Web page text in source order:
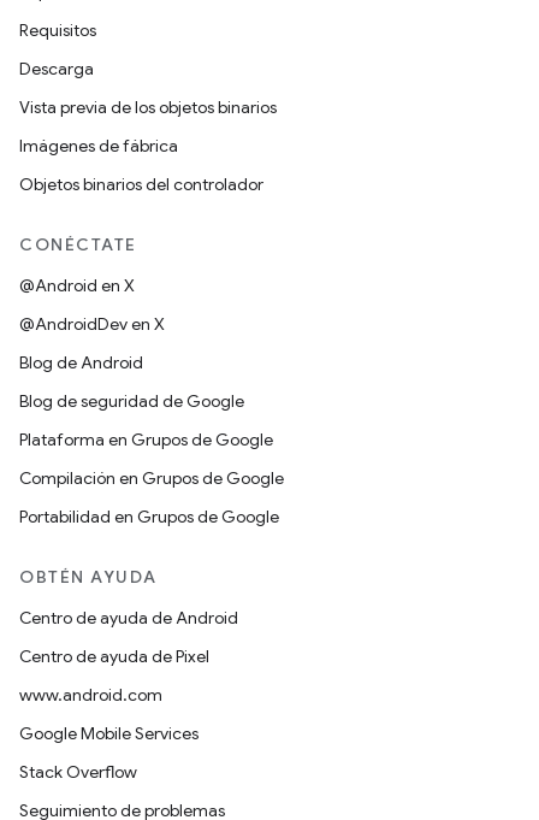
Requisitos
Descarga
Vista previa de los objetos binarios
Imágenes de fábrica
Objetos binarios del controlador
CONÉCTATE
@Android en X
@AndroidDev en X
Blog de Android
Blog de seguridad de Google
Plataforma en Grupos de Google
Compilación en Grupos de Google
Portabilidad en Grupos de Google
OBTÉN AYUDA
Centro de ayuda de Android
Centro de ayuda de Pixel
www.android.com
Google Mobile Services
Stack Overflow
Seguimiento de problemas